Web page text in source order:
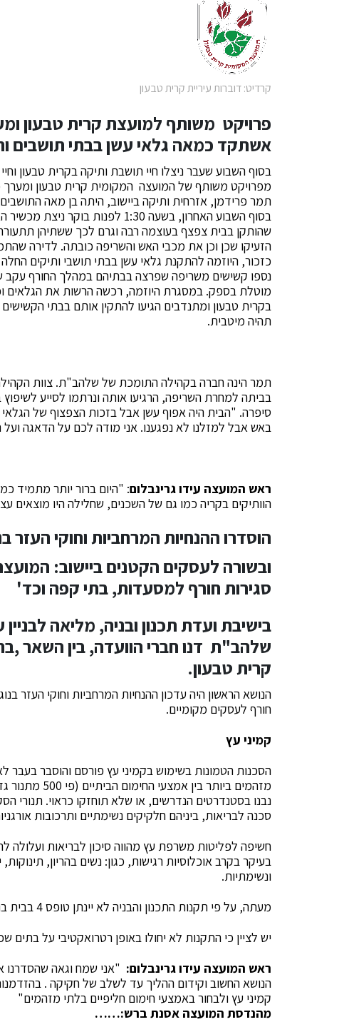
קרדיט: דוברות עיריית קרית טבעון
פרויקט משותף למועצת קרית טבעון
אשתקד כמאה גלאי עשן בבתי תושבים
בסוף השבוע שעבר ניצלו חיי תושבת ותיקה בקרית טבעון
מפרויקט משותף של המועצה המקומית קרית טבעון ומערך
תמר פרידמן, אזרחית ותיקה ביישוב, היתה בן מאה
בסוף השבוע האחרון,
בשעה 1:30 לפנות בוקר
שהותקן בבית צפצף בעוצמה רבה וגרם לכך ששתיהן
הזעיקו שכן וכן את מכבי האש והשריפה כובתה. לדירה
כזכור, היוזמה להתקנת גלאי עשן בבתי תושבי ותיקים
נספו קשישים משריפה שפרצה בבתיהם במהלך החורף עקב
מוטלת בספק. במסגרת היוזמה, רכשה הרשות את הגלאים
בקרית טבעון ומתנדבים הגיעו להתקין אותם בבתי
תהיה מיטבית.
תמר הינה חברה בקהילה התומכת של שלהב"ת. צוות
בביתה למחרת השריפה, הרגיעו אותה ונרתמו לסייע
סיפרה. "הבית היה אפוף עשן אבל בזכות הצפצוף של הגלאי
באש אבל למזלנו לא נפגענו. אני מודה לכם על הדאגה
ראש המועצה עידו גרינבלום: "היום ברור יותר מתמיד
הוותיקים בקריה כמו גם של השכנים, שחלילה היו מוצאים
הוסדרו ההנחיות המרחביות וחוקי
ובשורה לעסקים הקטנים ביישוב:
סגירות חורף למסעדות, בתי קפה וכד'
בישיבת ועדת תכנון ובניה, מליאה
שלהב"ת דנו חברי הוועדה, בין השאר
קרית טבעון.
הנושא הראשון היה עדכון ההנחיות המרחביות וחוקי העזר
חורף לעסקים מקומיים.
קמיני עץ
הסכנות הטמונות בשימוש בקמיני עץ פורסם והוסבר בעבר
נבנו בסטנדרטים הנדרשים, או שלא תוחזקו כראוי. תנורי
סכנה לבריאות, ביניהם חלקיקים נשימתיים ותרכובות
חשיפה לפליטות משרפת עץ מהווה סיכון לבריאות ועלולה
בעיקר בקרב אוכלוסיות רגישות, כגון: נשים בהריון,
ונשימתיות.
מעתה, על פי תקנות התכנון והבניה לא יינתן טופס 4 בבית בו מותקן קמין עץ ובסמכויות המועצה ל…
יש לציין כי התקנות לא יחולו באופן רטרואקטיבי על בתים
ראש המועצה עידו גרינבלום: "אני שמח וגאה
הנושא החשוב וקידום ההליך עד לשלב של חקיקה .
קמיני עץ ולבחור באמצעי חימום חליפיים בלתי מזהמים"
מהנדסת המועצה אסנת ברש:……